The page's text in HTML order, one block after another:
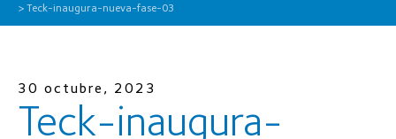
> Teck-inaugura-nueva-fase-03
30 octubre, 2023
Teck-inaugura-